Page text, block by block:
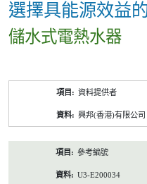
選擇具能源效益
儲水式電熱水器
資料提供者
興邦(香港)有限公司
參考編號
U3-E200034